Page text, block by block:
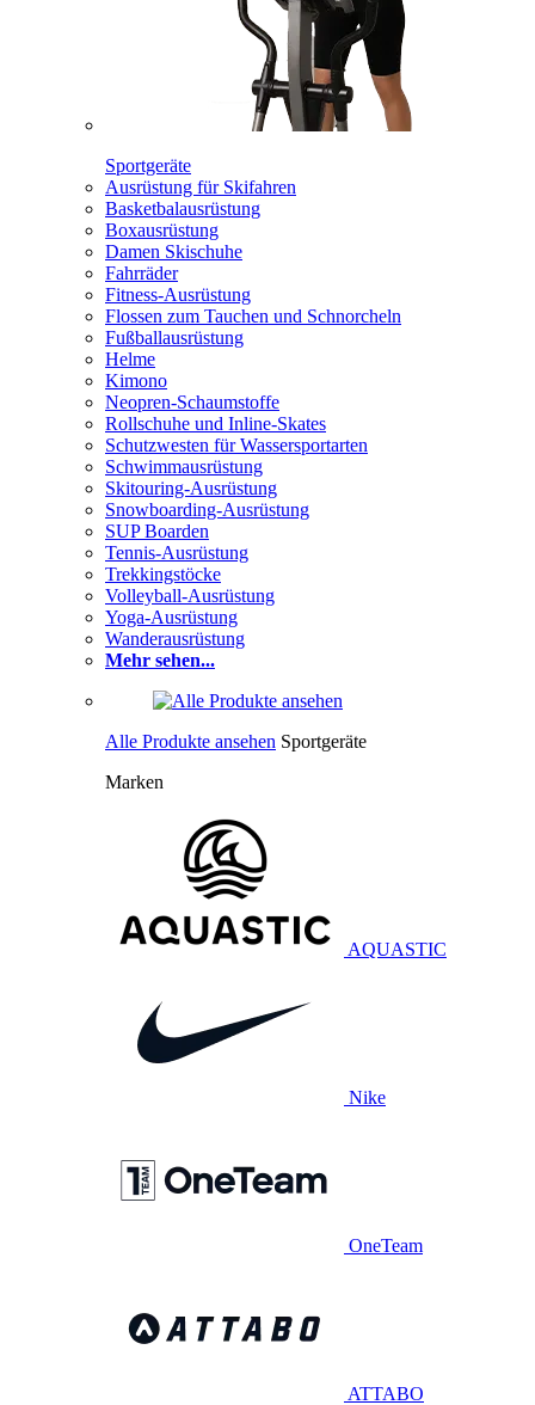
Sportgeräte
Ausrüstung für Skifahren
Basketbalausrüstung
Boxausrüstung
Damen Skischuhe
Fahrräder
Fitness-Ausrüstung
Flossen zum Tauchen und Schnorcheln
Fußballausrüstung
Helme
Kimono
Neopren-Schaumstoffe
Rollschuhe und Inline-Skates
Schutzwesten für Wassersportarten
Schwimmausrüstung
Skitouring-Ausrüstung
Snowboarding-Ausrüstung
SUP Boarden
Tennis-Ausrüstung
Trekkingstöcke
Volleyball-Ausrüstung
Yoga-Ausrüstung
Wanderausrüstung
Mehr sehen...
Alle Produkte ansehen Sportgeräte
Marken
AQUASTIC
Nike
OneTeam
ATTABO